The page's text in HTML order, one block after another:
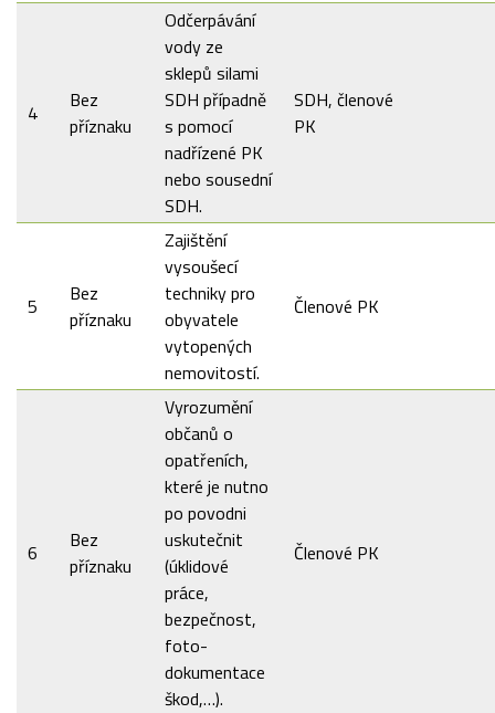
4
Bez
příznaku
Odčerpávání
vody ze
sklepů silami
SDH případně
s pomocí
nadřízené PK
nebo sousední
SDH.
SDH, členové
PK
5
Bez
příznaku
Zajištění
vysoušecí
techniky pro
obyvatele
vytopených
nemovitostí.
Členové PK
6
Bez
příznaku
Vyrozumění
občanů o
opatřeních,
které je nutno
po povodni
uskutečnit
(úklidové
práce,
bezpečnost,
foto-
dokumentace
škod,…).
Členové PK